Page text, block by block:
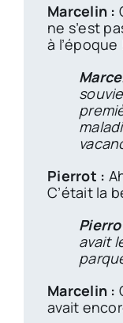
Marcelin :
ne s’est
à l’époque
Pierrot :
C’était la
avait
Marcelin :
avait